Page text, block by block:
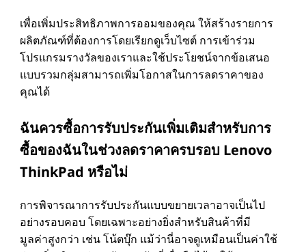
เพื่อเพิ่มประสิทธิภาพการออมของคุณ ให้สร้างรายการ
ผลิตภัณฑ์ที่ต้องการโดยเรียกดูเว็บไซต์ การเข้าร่วม
โปรแกรมรางวัลของเราและใช้ประโยชน์จากข้อเสนอ
แบบรวมกลุ่มสามารถเพิ่มโอกาสในการลดราคาของ
คุณได้
ฉันควรซื้อการรับประกันเพิ่มเติมสําหรับการ
ซื้อของฉันในช่วงลดราคาครบรอบ Lenovo
ThinkPad หรือไม่
การพิจารณาการรับประกันแบบขยายเวลาอาจเป็นไป
อย่างรอบคอบ โดยเฉพาะอย่างยิ่งสําหรับสินค้าที่มี
มูลค่าสูงกว่า เช่น โน้ตบุ๊ก แม้ว่านี่อาจดูเหมือนเป็นค่าใช้